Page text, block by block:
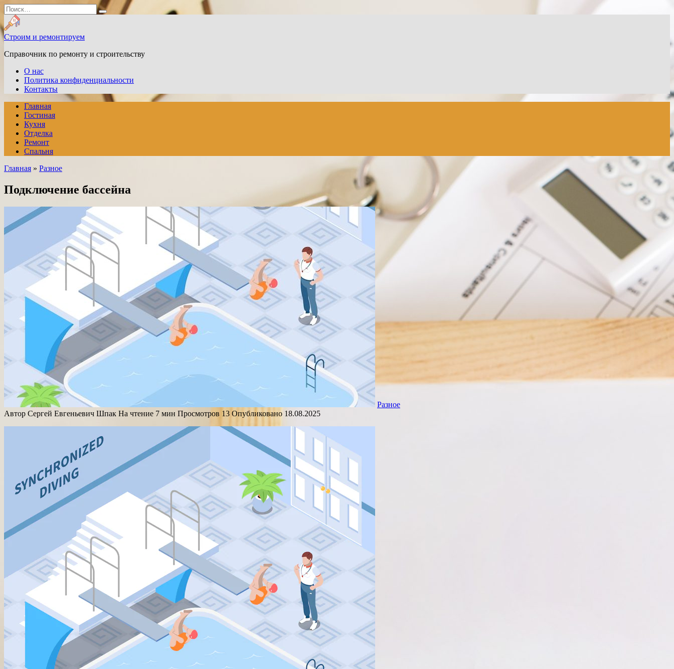
Перейти
к
содержанию
Search
for:
Строим и ремонтируем
Справочник по ремонту и строительству
О нас
Политика конфиденциальности
Контакты
Главная
Гостиная
Кухня
Отделка
Ремонт
Спальня
Главная » Разное
Подключение бассейна
Разное
Автор Сергей Евгеньевич Шпак На чтение 7 мин Просмотров 13 Опубликовано 18.08.2025